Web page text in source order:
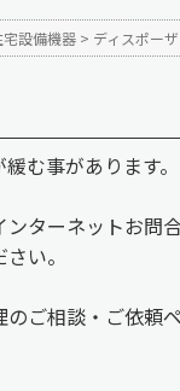
宅設備機器 > ディスポー
む事があります
ターネットお問
い。
ご相談・ご依頼ペ